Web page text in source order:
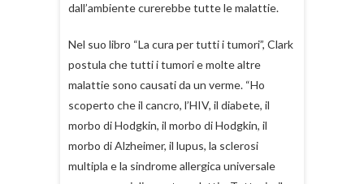
dall’ambiente curerebbe tutte le malattie.
Nel suo libro “La cura per tutti i tumori”, Clark
postula che tutti i tumori e molte altre
malattie sono causati da un verme. “Ho
scoperto che il cancro, l’HIV, il diabete, il
morbo di Hodgkin, il morbo di Hodgkin, il
morbo di Alzheimer, il lupus, la sclerosi
multipla e la sindrome allergica universale